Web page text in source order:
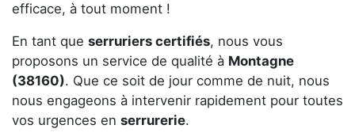
efficace, à tout moment !
En tant que serruriers certifiés, nous vous
proposons un service de qualité à Montagne
(38160). Que ce soit de jour comme de nuit, nous
nous engageons à intervenir rapidement pour toutes
vos urgences en serrurerie.